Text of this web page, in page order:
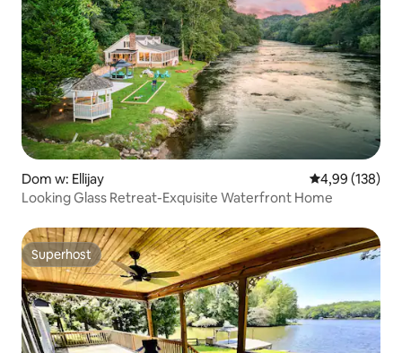
Dom w: Ellijay Średnia
4,99 (138)
Looking Glass Retreat-Exquisite Waterfront Home
Superhost
Superhost